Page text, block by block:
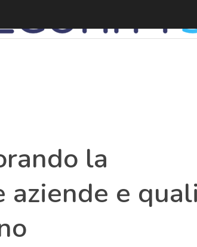
la
e quali